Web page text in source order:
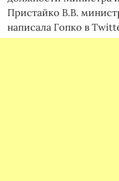
Пристайко В.В.
написала Гопко в